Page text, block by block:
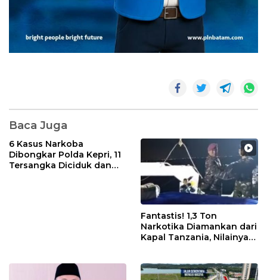
Baca Juga
6 Kasus Narkoba
Dibongkar Polda Kepri, 11
Tersangka Diciduk dan
Fantastis! 1,3 Ton
Narkotika Diamankan dari
Kapal Tanzania, Nilainya